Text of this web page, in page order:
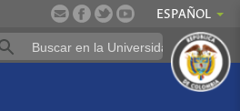
ESPAÑOL